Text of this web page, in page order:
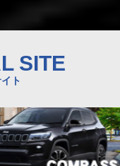
SITE
ト